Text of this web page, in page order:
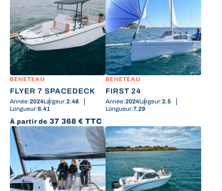
BENETEAU
FLYER 7 SPACEDECK
Année:2024Largeur:2.48
Longueur:6.41
À partir de 37 368 € TTC
BENETEAU
FIRST 24
Année:2024Largeur:2.5
Longueur:7.29